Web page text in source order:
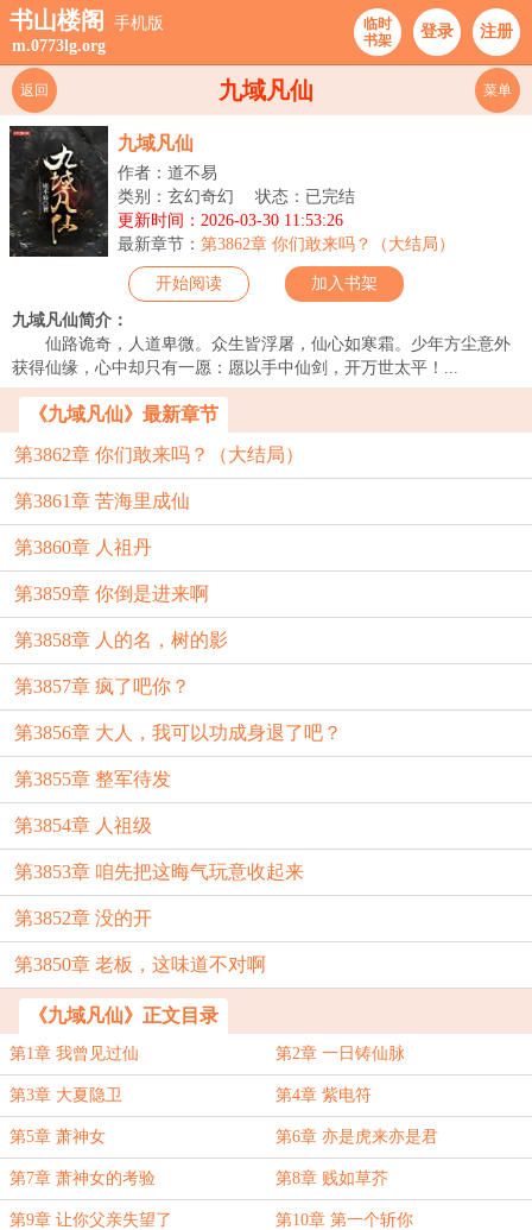
书山楼阁
手机版
m.0773lg.org
临时
书架
登录 注册
九域凡仙
返回 菜单
九域凡仙
作者：道不易
类别：玄幻奇幻
状态：已完结
更新时间：2026-03-30 11:53:26
最新章节： 第3862章 你们敢来吗？（大结局）
开始阅读 加入书架
九域凡仙简介：
仙路诡奇，人道卑微。众生皆浮屠，仙心如寒霜。少年方尘意外
获得仙缘，心中却只有一愿：愿以手中仙剑，开万世太平！...
《九域凡仙》最新章节
第3862章 你们敢来吗？（大结局）
第3861章 苦海里成仙
第3860章 人祖丹
第3859章 你倒是进来啊
第3858章 人的名，树的影
第3857章 疯了吧你？
第3856章 大人，我可以功成身退了吧？
第3855章 整军待发
第3854章 人祖级
第3853章 咱先把这晦气玩意收起来
第3852章 没的开
第3850章 老板，这味道不对啊
《九域凡仙》正文目录
第1章 我曾见过仙 第2章 一日铸仙脉
第3章 大夏隐卫 第4章 紫电符
第5章 萧神女 第6章 亦是虎来亦是君
第7章 萧神女的考验 第8章 贱如草芥
第9章 让你父亲失望了 第10章 第一个斩你